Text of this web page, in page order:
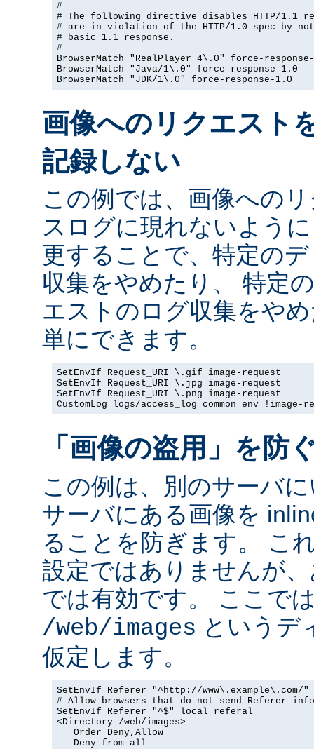
#
# The following directive disables HTTP/1.1
# are in violation of the HTTP/1.0 spec by
# basic 1.1 response.
#
BrowserMatch "RealPlayer 4\.0" force-
BrowserMatch "Java/1\.0" force-response-1.0
BrowserMatch "JDK/1\.0" force-response-1.0
画像へのリクエスト
記録しない
この例では、画像への
スログに現れないよう
更することで、特定の
収集をやめたり、 特定
エストのログ収集をや
単にできます。
SetEnvIf Request_URI \.gif image-request
SetEnvIf Request_URI \.jpg image-request
SetEnvIf Request_URI \.png image-request
CustomLog logs/access_log common env=!image-
「画像の盗用」を防
この例は、別のサーバ
サーバにある画像を
ることを防ぎます。 こ
設定ではありませんが
では有効です。 ここで
/web/images というデ
仮定します。
SetEnvIf Referer "^http://
# Allow browsers that do not send Referer info
SetEnvIf Referer "^$" local_referal
<Directory /web/images>
   Order Deny,Allow
   Deny from all